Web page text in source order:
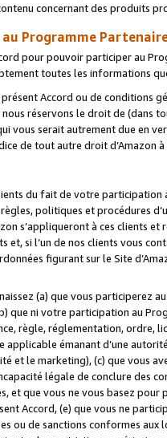
concernant des produits
Programme
pour pouvoir participer au
toutes les informations
Accord ou de conditions
réservons le droit de (dans
vous serait autrement due en
de tout autre droit
du fait de votre
politiques et procédures
s’appliqueront à ces clients
et, si l’un de nos clients vous
figurant sur le Site
(a) que vous participerez
que ni votre participation au
règle, réglementation, ordre,
applicable émanant d’une
et le marketing), (c) que vous
légale de conclure des
et que vous ne vous basez
Accord, (e) que vous ne
ou de sanctions conformes